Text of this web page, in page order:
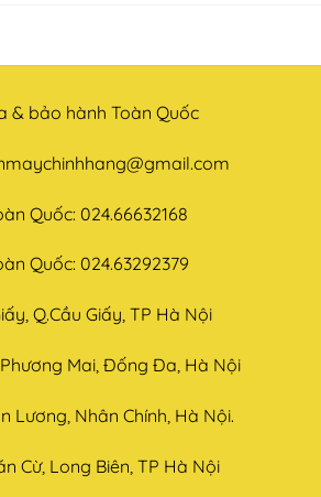
& bảo hành Toàn Quốc
Quốc: 024.66632168
Quốc: 024.63292379
Q.Cầu Giấy, TP Hà Nội
Mai, Đống Đa, Hà Nội
Lương, Nhân Chính, Hà Nội.
Cừ, Long Biên, TP Hà Nội